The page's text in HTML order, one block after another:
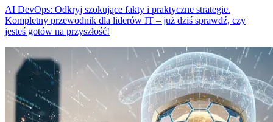
AI DevOps: Odkryj szokujące fakty i praktyczne strategie.
Kompletny przewodnik dla liderów IT – już dziś sprawdź, czy
jesteś gotów na przyszłość!